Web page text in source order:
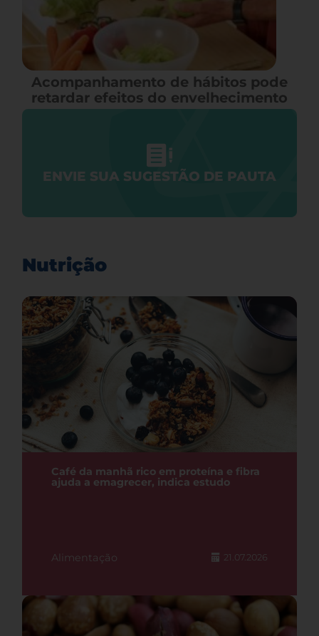
Acompanhamento de hábitos pode
retardar efeitos do envelhecimento
ENVIE SUA SUGESTÃO DE PAUTA
Nutrição
Café da manhã rico em proteína e fibra
ajuda a emagrecer, indica estudo
Alimentação 21.07.2026